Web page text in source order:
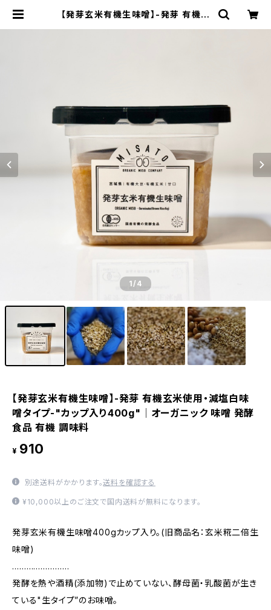
【発芽玄米有機生味噌】-発芽 有機玄
1/4
【発芽玄米有機生味噌】-発芽 有機玄米使用・減塩白味
噌タイプ-"カップ入り400g"│オーガニック 味噌 発酵
食品 有機 調味料
¥ 910
別途送料がかかります。送料を確認する
¥10,000以上のご注文で国内送料が無料になります。
発芽玄米有機生味噌400gカップ入り。(旧商品名：玄米糀二倍生
味噌)
……………………
発酵を熱や酒精(添加物)で止めていない、酵母菌・乳酸菌が生き
ている"生タイプ”のお味噌。